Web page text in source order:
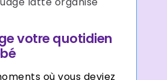
votre quotidien
où vous deviez